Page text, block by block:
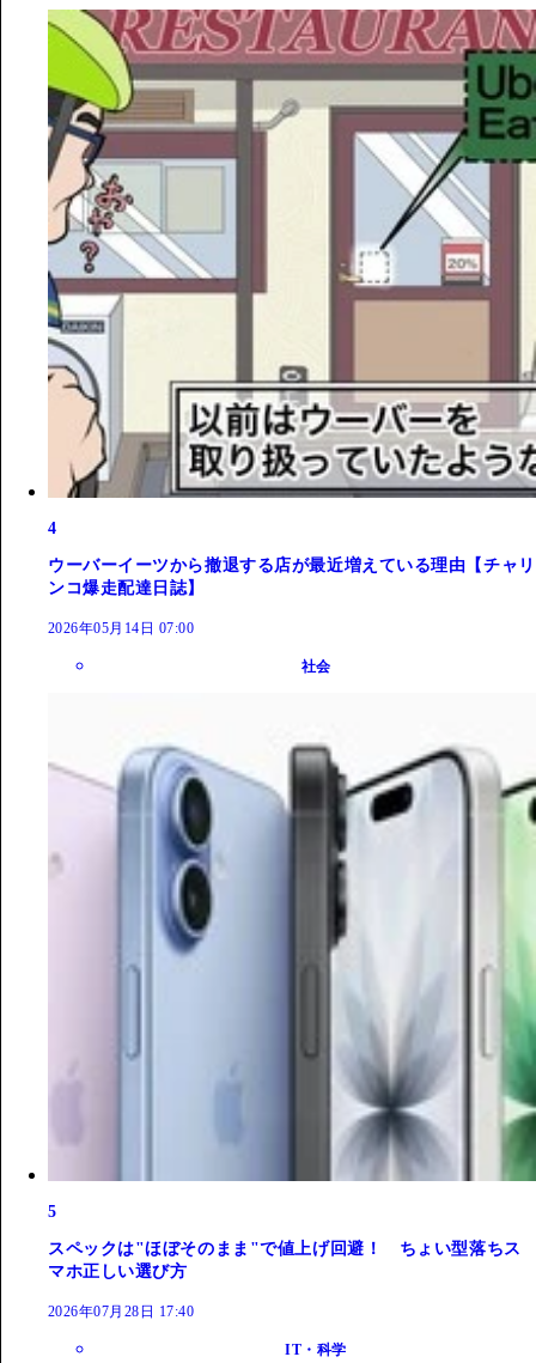
4
ウーバーイーツから撤退する店が最近増えている理由【チャリ
ンコ爆走配達日誌】
2026年05月14日 07:00
社会
5
スペックは"ほぼそのまま"で値上げ回避！ ちょい型落ちス
マホ正しい選び方
2026年07月28日 17:40
IT・科学